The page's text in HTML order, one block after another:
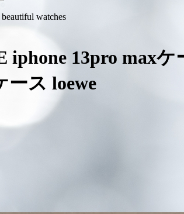
watches
iphone 13pro max
ース loewe